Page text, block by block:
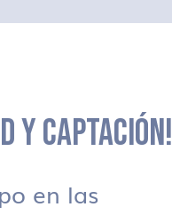
Y CAPTACIÓN!
en las